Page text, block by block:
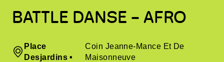
BATTLE DANSE - AFRO
Place
Desjardins •
Coin Jeanne-Mance Et De
Maisonneuve